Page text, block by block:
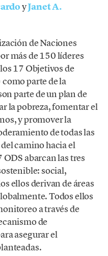
yJanet A.
de Naciones
más de 150 líderes
17 Objetivos de
parte de la
parte de un plan de
la pobreza, fomentar el
y promover la
de todas las
camino hacia el
abarcan las tres
social,
ellos derivan de áreas
Todos ellos
a través de
de
asegurar el